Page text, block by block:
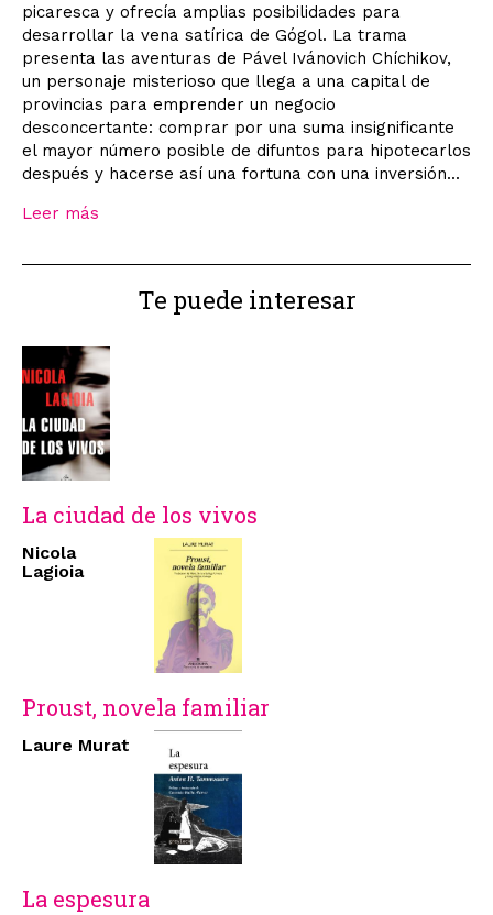
picaresca y ofrecía amplias posibilidades para
desarrollar la vena satírica de Gógol. La trama
presenta las aventuras de Pável Ivánovich Chíchikov,
un personaje misterioso que llega a una capital de
provincias para emprender un negocio
desconcertante: comprar por una suma insignificante
el mayor número posible de difuntos para hipotecarlos
después y hacerse así una fortuna con una inversión...
Leer más
Te puede interesar
La ciudad de los vivos
Nicola
Lagioia
Proust, novela familiar
Laure Murat
La espesura